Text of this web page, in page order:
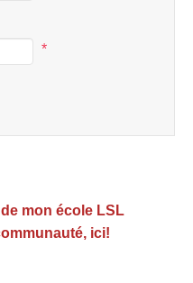
*
mon école LSL
ici!